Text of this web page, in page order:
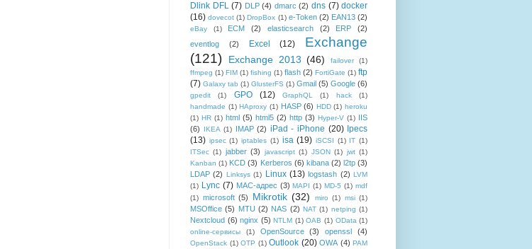
Dlink DFL (7) DLP (4) dmarc (2) dns (7) docker
(16) dovecot (1) DropBox (1) e-Token (2) EAN13 (2)
eBay (1) ECM (2) elasticsearch (2) ERP
(2)
eventlog
(2) Excel (12)
Exchange
(121)
Exchange 2013 (46) failover
(1)
ffmpeg (1) FIM (1) fishing (1) flash (2) FortiGate (1) ftp
(7) Galaxy tab (1) GlusterFS (1) Gmail (5) Google (6)
gpedit (1) GPO (12) GraphQL (1) hack
(1)
handmade (1) HAproxy (1) HASP (6) HDD (1) heroku
(1) HR (1) html (5) html5 (2) http (3) Hyper-V (1) IIS
(6)
IKEA (1) IMAP (2) iPad - iPhone (20) Ipecs
(13) ipsec (1) iptables (1) isa (19) iSCSI (1) IT (1)
ITSec (1) jabber (3) javascript (1) JSON (1) jwt (1)
Kanban (1) KCD (3) Kerberos (6) kibana (2) l2tp (3)
LDAP (2) Linksys (1) Linux (13) logstash (2) LVM
(1) Lync (7) MAC-адрес (3) MAPI (1) MD-5 (1) mdf
(1) microsoft (5) Mikrotik (32) miro (1) msi (1)
MSOffice (5) MTU (2) NAS (2) NAT (1) netping (1)
Nextcloud (6) nginx (5) NTLM (1) OAB (1) OData (1)
online-сервисы
(1) OpenSource (3) openssl (4)
OpenStack (1) OTP (1) Outlook (20) OWA (4) PAM